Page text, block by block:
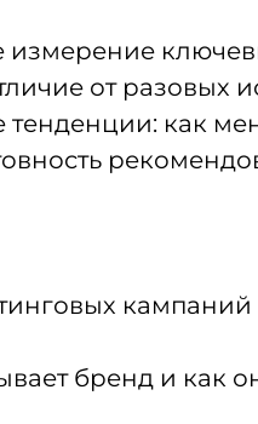
от разовых
как
бренд и как